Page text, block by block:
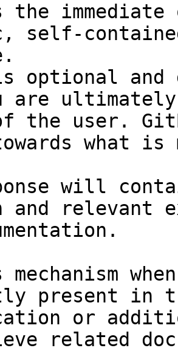
the
self-
optional and
are
the user.
what
will
and relevant
present in
or